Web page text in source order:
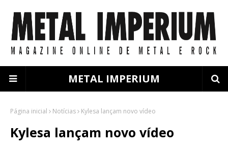
METAL IMPERIUM
Página inicial Notícias Kylesa lançam novo vídeo
Kylesa lançam novo vídeo